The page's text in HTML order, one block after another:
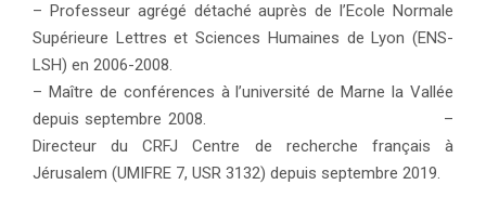
– Professeur agrégé détaché auprès de l’Ecole Normale
Supérieure Lettres et Sciences Humaines de Lyon (ENS-
LSH) en 2006-2008.
– Maître de conférences à l’université de Marne la Vallée
depuis septembre 2008. –
Directeur du CRFJ Centre de recherche français à
Jérusalem (UMIFRE 7, USR 3132) depuis septembre 2019.